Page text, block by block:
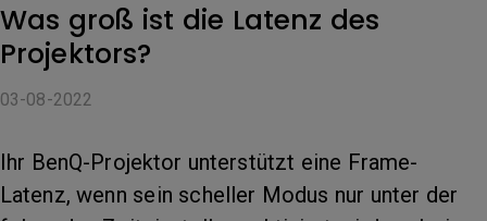
Was groß ist die Latenz des
Projektors?
03-08-2022
Ihr BenQ-Projektor unterstützt eine Frame-
Latenz, wenn sein scheller Modus nur unter der